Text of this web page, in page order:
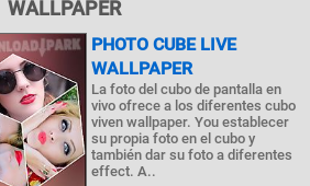
WALLPAPER
PHOTO CUBE LIVE
WALLPAPER
La foto del cubo de pantalla en
vivo ofrece a los diferentes cubo
viven wallpaper. You establecer
su propia foto en el cubo y
también dar su foto a diferentes
effect. A..